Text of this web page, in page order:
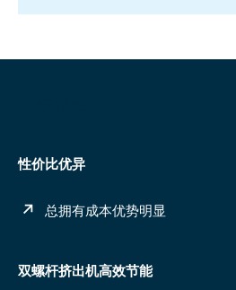
性价比优异
总拥有成本优势明显
双螺杆挤出机高效节能